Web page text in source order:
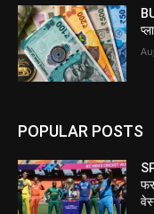
POPULAR POSTS